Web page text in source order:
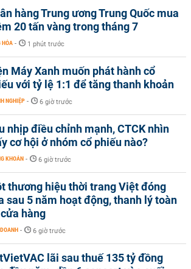
hàng Trung ương Trung Quốc mua
20 tấn vàng trong tháng 7
HÓA - 1 phút trước
Máy Xanh muốn phát hành cổ
với tỷ lệ 1:1 để tăng thanh khoản
NGHIỆP - 6 giờ trước
nhịp điều chỉnh mạnh, CTCK nhìn
cơ hội ở nhóm cổ phiếu nào?
KHOÁN - 6 giờ trước
thương hiệu thời trang Việt đóng
sau 5 năm hoạt động, thanh lý toàn
hàng
- 6 giờ trước
lãi sau thuế 135 tỷ đồng